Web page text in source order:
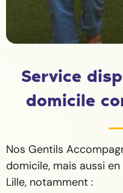
Service
domicile
Nos Gentils
domicile, mais aussi
Lille, notamment :